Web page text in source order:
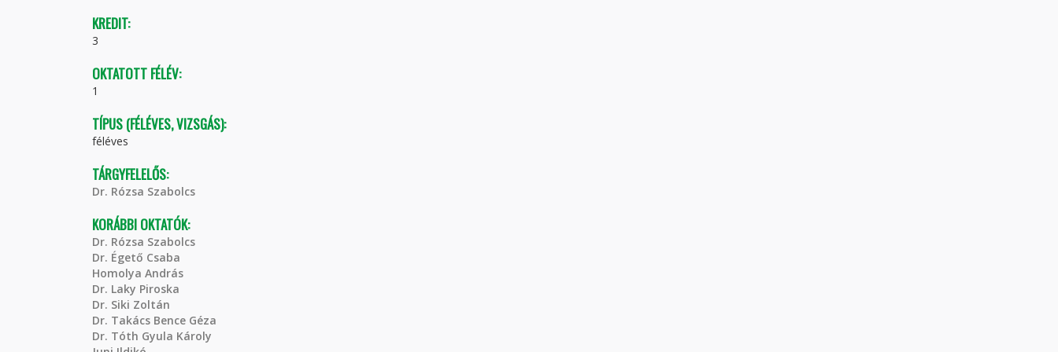
KREDIT:
3
OKTATOTT FÉLÉV:
1
TÍPUS (FÉLÉVES, VIZSGÁS):
féléves
TÁRGYFELELŐS:
Dr. Rózsa Szabolcs
KORÁBBI OKTATÓK:
Dr. Rózsa Szabolcs
Dr. Égető Csaba
Homolya András
Dr. Laky Piroska
Dr. Siki Zoltán
Dr. Takács Bence Géza
Dr. Tóth Gyula Károly